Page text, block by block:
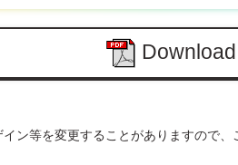
Download
ン等を変更することがありますので、